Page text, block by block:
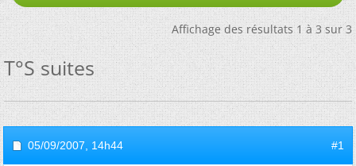
Affichage des résultats 1 à 3 sur 3
T°S suites
05/09/2007, 14h44 #1